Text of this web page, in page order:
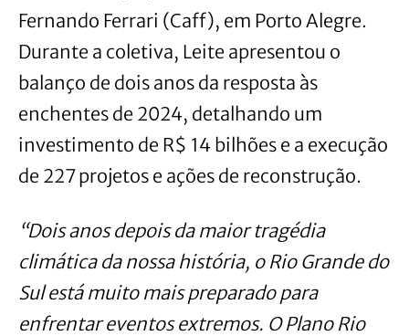
Fernando Ferrari (Caff), em Porto Alegre.
Durante a coletiva, Leite apresentou o
balanço de dois anos da resposta às
enchentes de 2024, detalhando um
investimento de R$ 14 bilhões e a execução
de 227 projetos e ações de reconstrução.
“Dois anos depois da maior tragédia
climática da nossa história, o Rio Grande do
Sul está muito mais preparado para
enfrentar eventos extremos. O Plano Rio